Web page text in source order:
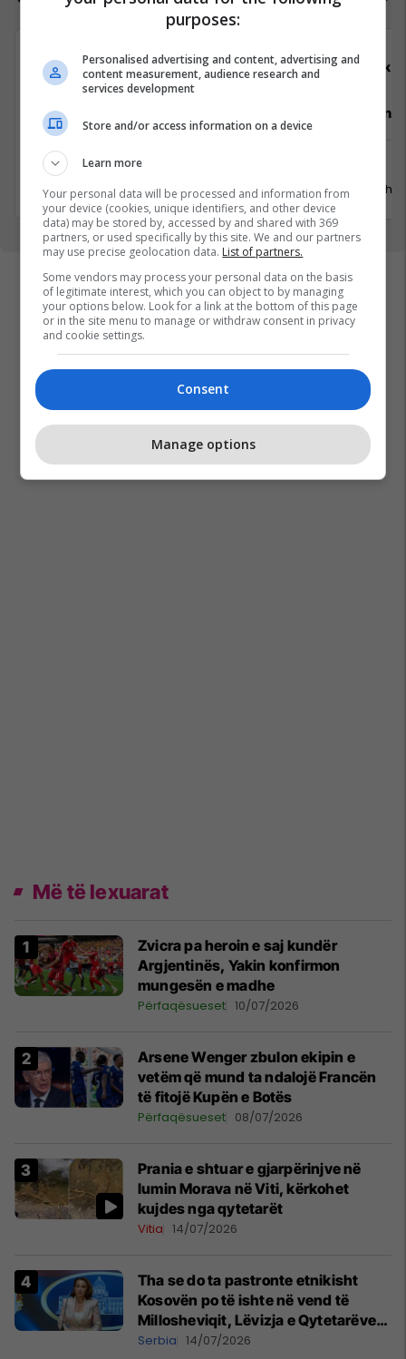
Telegrafi
Video Editor (3 pozita)
Prishtinë
20 Korrik 2026
Punëtor në
20 Gusht
Më të lexuarat
Zvicra pa heroin e saj kundër
Argjentinës, Yakin konfirmon
mungesën e madhe
Përfaqësueset 10/07/2026
Arsene Wenger zbulon ekipin e
vetëm që mund ta ndalojë Francën
të fitojë Kupën e Botës
Përfaqësueset 08/07/2026
Prania e shtuar e gjarpërinjve në
lumin Morava në Viti, kërkohet
kujdes nga qytetarët
Vitia 14/07/2026
Tha se do ta pastronte etnikisht
Kosovën po të ishte në vend të
Millosheviqit, Lëvizja e Qytetarëve
të Lirë në Serbi kërkon shkarkimin e
Serbia 14/07/2026
purposes:
Personalised advertising and content, advertising and
content measurement, audience research and
services development
Store and/or access information on a device
Learn more
Your personal data will be processed and information from
your device (cookies, unique identifiers, and other device
data) may be stored by, accessed by and shared with 369
partners, or used specifically by this site. We and our partners
may use precise geolocation data. List of partners.
Some vendors may process your personal data on the basis
of legitimate interest, which you can object to by managing
your options below. Look for a link at the bottom of this page
or in the site menu to manage or withdraw consent in privacy
and cookie settings.
Consent
Manage options